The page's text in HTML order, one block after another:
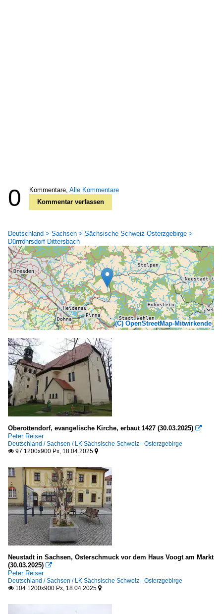
0 Kommentare, Alle Kommentare
Kommentar verfassen
Deutschland > Sachsen > Sächsische Schweiz-Osterzgebirge >
Dürrröhrsdorf-Dittersbach
(C) OpenStreetMap-Mitwirkende
Oberottendorf, evangelische Kirche, erbaut 1427 (30.03.2025) 
Peter Reiser
Deutschland / Sachsen / LK Sächsische Schweiz - Osterzgebirge
 97 1200x900 Px, 18.04.2025 
Neustadt in Sachsen, Osterschmuck vor dem Haus Voogt am Markt
(30.03.2025) 
Peter Reiser
Deutschland / Sachsen / LK Sächsische Schweiz - Osterzgebirge
 104 1200x900 Px, 18.04.2025 